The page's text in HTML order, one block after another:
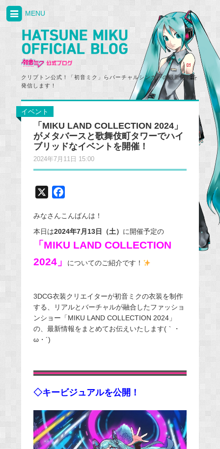
クリプトン公式！「初音ミク」らバーチャルシンガーの最新情報を
発信します！
MENU
イベント
「MIKU LAND COLLECTION 2024」
がメタバースと歌舞伎町タワーでハイ
ブリッドなイベントを開催！
2024年7月11日 15:00
c
e
b
o
みなさんこんばんは！
本日は2024年7月13日（土） に開催予定の
「MIKU LAND COLLECTION
2024」
についてのご紹介です！
3DCG衣装クリエイターが初音ミクの衣装を制作
する、リアルとバーチャルが融合したファッショ
ンショー「MIKU LAND COLLECTION 2024」
の、最新情報をまとめてお伝えいたします(｀・
ω・´)ゞ
◇キービジュアルを公開！